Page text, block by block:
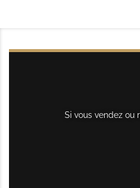
Si vous vendez ou